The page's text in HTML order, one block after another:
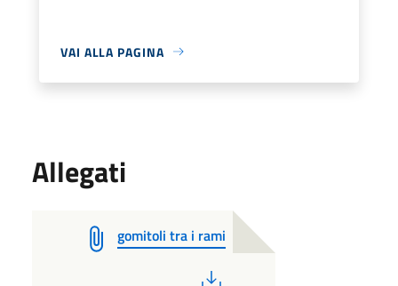
VAI ALLA PAGINA
Allegati
gomitoli tra i rami